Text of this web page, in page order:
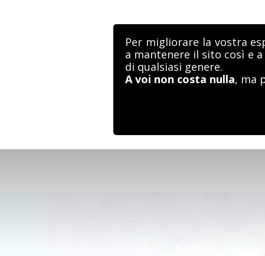
Per migliorare la vostra
a mantenere il sito così e
di qualsiasi genere.
A voi non costa nulla, ma